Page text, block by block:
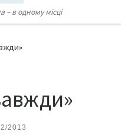
– в одному місці
2013